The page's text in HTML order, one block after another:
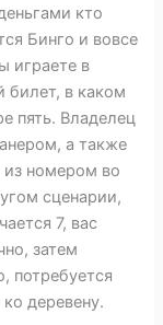
кто
Бинго и вовсе
играете в
билет, в каком
пять. Владелец
а также
из номером во
сценарии,
7, вас
затем
потребуется
деревену.